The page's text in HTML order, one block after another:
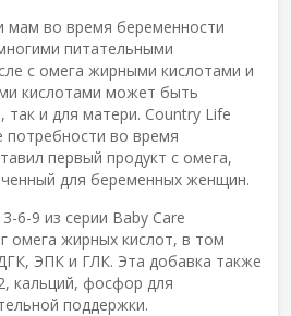
мам во время беременности
питательными
с омега жирными кислотами и
кислотами может быть
так и для матери. Country Life
потребности во время
первый продукт с омега,
для беременных женщин.
6-9 из серии Baby Care
омега жирных кислот, в том
ЭПК и ГЛК. Эта добавка также
кальций, фосфор для
поддержки.